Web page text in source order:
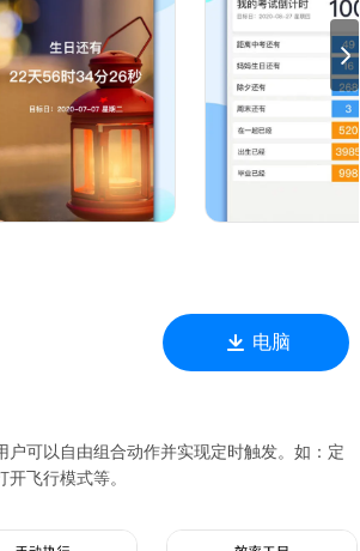
支持置顶事件图标小圆点，不错过每个重要日
电脑
可以自由组合动作并实现定时触发。如：定
飞行模式等。